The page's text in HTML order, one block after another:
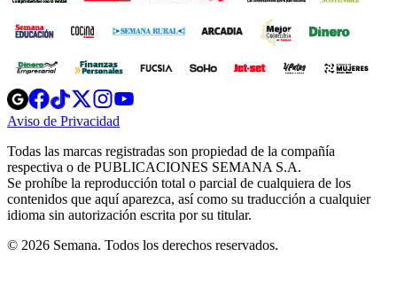
Opens
in
new
Opens
in
new
Opens
in
new
window
Opens
new
windowwindow
Aviso de Privacidad
new
window
Todas las marcas registradas son propiedad de la compañía
respectiva o de PUBLICACIONES SEMANA S.A.
Se prohíbe la reproducción total o parcial de cualquiera de los
contenidos que aquí aparezca, así como su traducción a cualquier
idioma sin autorización escrita por su titular.
© 2026 Semana. Todos los derechos reservados.